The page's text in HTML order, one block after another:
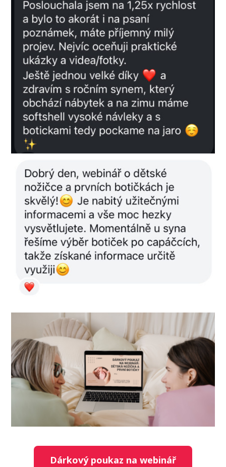
Dárkový poukaz na webinář